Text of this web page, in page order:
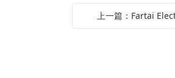
上一篇：Fartai